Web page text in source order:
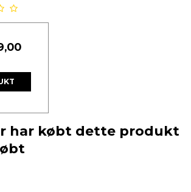
har købt dette produkt